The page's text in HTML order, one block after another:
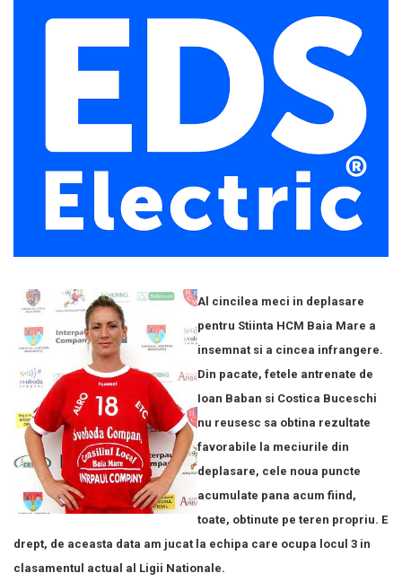
Al cincilea meci in deplasare
pentru Stiinta HCM Baia Mare a
insemnat si a cincea infrangere.
Din pacate, fetele antrenate de
Ioan Baban si Costica Buceschi
nu reusesc sa obtina rezultate
favorabile la meciurile din
deplasare, cele noua puncte
acumulate pana acum fiind,
toate, obtinute pe teren propriu. E
drept, de aceasta data am jucat la echipa care ocupa locul 3 in
clasamentul actual al Ligii Nationale.